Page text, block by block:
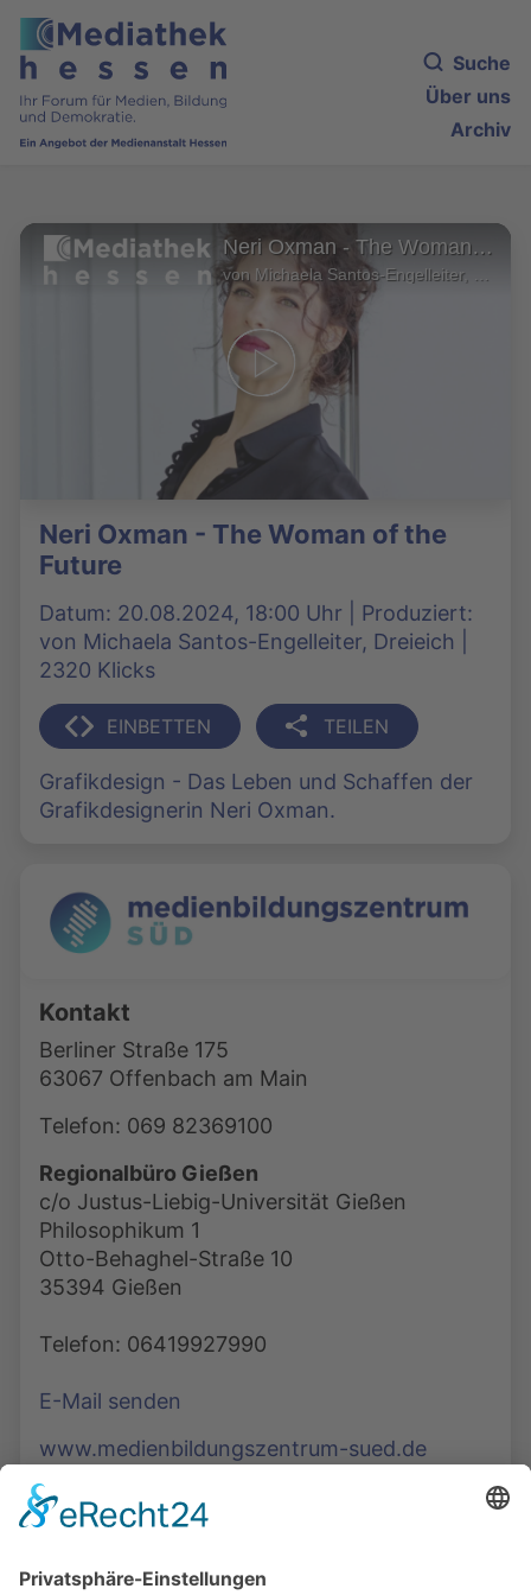
Suche
Über uns
Archiv
Neri Oxman - The Woman of the Future
Neri Oxman - The Woman of the
Future
Datum: 20.08.2024, 18:00 Uhr | Produziert:
von Michaela Santos-Engelleiter, Dreieich |
2320 Klicks
EINBETTEN TEILEN
Grafikdesign - Das Leben und Schaffen der
Grafikdesignerin Neri Oxman.
Kontakt
Berliner Straße 175
63067 Offenbach am Main
Telefon: 069 82369100
Regionalbüro Gießen
c/o Justus-Liebig-Universität Gießen
Philosophikum 1
Otto-Behaghel-Straße 10
35394 Gießen
Telefon: 06419927990
E-Mail senden
www.medienbildungszentrum-sued.de